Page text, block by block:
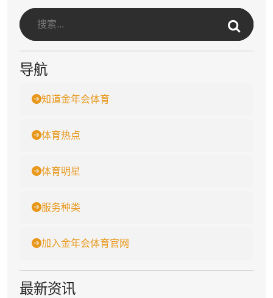
导航
知道金年会体育
体育热点
体育明星
服务种类
加入金年会体育官网
最新资讯